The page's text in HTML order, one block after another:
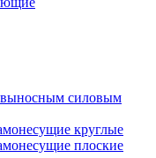
выносным силовым
круглые
плоские